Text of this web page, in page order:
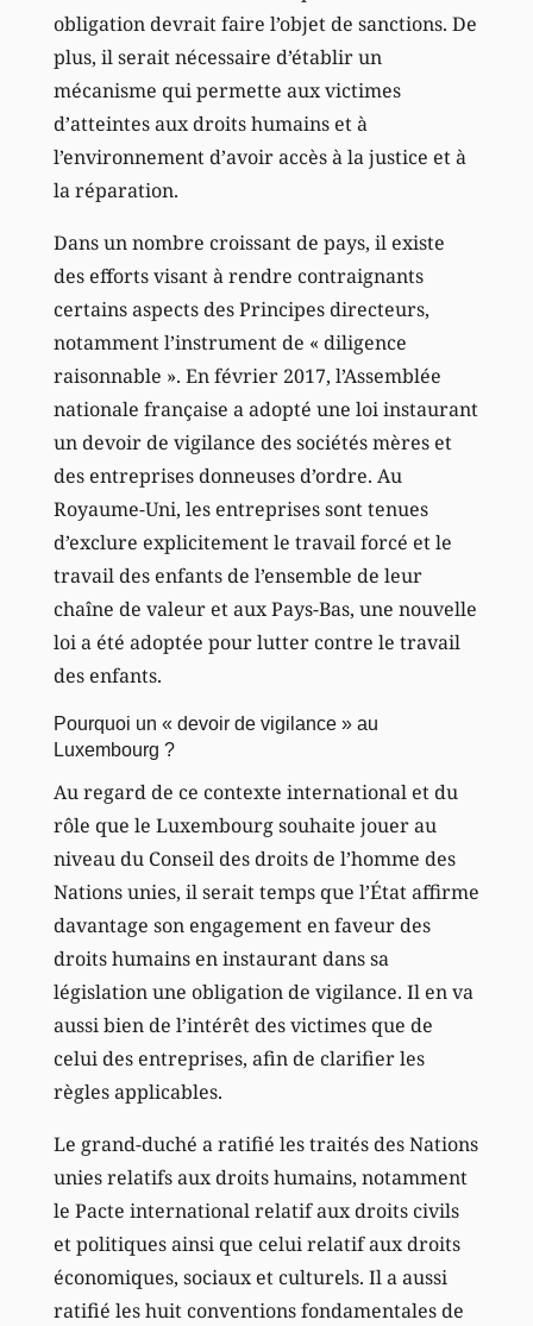
obligation devrait faire l’objet de sanctions. De
plus, il serait nécessaire d’établir un
mécanisme qui permette aux victimes
d’atteintes aux droits humains et à
l’environnement d’avoir accès à la justice et à
la réparation.
Dans un nombre croissant de pays, il existe
des efforts visant à rendre contraignants
certains aspects des Principes directeurs,
notamment l’instrument de « diligence
raisonnable ». En février 2017, l’Assemblée
nationale française a adopté une loi instaurant
un devoir de vigilance des sociétés mères et
des entreprises donneuses d’ordre. Au
Royaume-Uni, les entreprises sont tenues
d’exclure explicitement le travail forcé et le
travail des enfants de l’ensemble de leur
chaîne de valeur et aux Pays-Bas, une nouvelle
loi a été adoptée pour lutter contre le travail
des enfants.
Pourquoi un « devoir de vigilance » au
Luxembourg ?
Au regard de ce contexte international et du
rôle que le Luxembourg souhaite jouer au
niveau du Conseil des droits de l’homme des
Nations unies, il serait temps que l’État affirme
davantage son engagement en faveur des
droits humains en instaurant dans sa
législation une obligation de vigilance. Il en va
aussi bien de l’intérêt des victimes que de
celui des entreprises, afin de clarifier les
règles applicables.
Le grand-duché a ratifié les traités des Nations
unies relatifs aux droits humains, notamment
le Pacte international relatif aux droits civils
et politiques ainsi que celui relatif aux droits
économiques, sociaux et culturels. Il a aussi
ratifié les huit conventions fondamentales de